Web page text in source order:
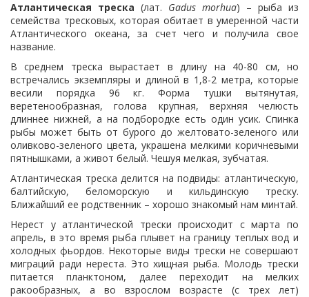
Атлантическая треска (лат. Gadus morhua) – рыба из
семейства тресковых, которая обитает в умеренной части
Атлантического океана, за счет чего и получила свое
название.
В среднем треска вырастает в длину на 40-80 см, но
встречались экземпляры и длиной в 1,8-2 метра, которые
весили порядка 96 кг. Форма тушки вытянутая,
веретенообразная, голова крупная, верхняя челюсть
длиннее нижней, а на подбородке есть один усик. Спинка
рыбы может быть от бурого до желтовато-зеленого или
оливково-зеленого цвета, украшена мелкими коричневыми
пятнышками, а живот белый. Чешуя мелкая, зубчатая.
Атлантическая треска делится на подвиды: атлантическую,
балтийскую, беломорскую и кильдинскую треску.
Ближайший ее родственник – хорошо знакомый нам минтай.
Нерест у атлантической трески происходит с марта по
апрель, в это время рыба плывет на границу теплых вод и
холодных фьордов. Некоторые виды трески не совершают
миграций ради нереста. Это хищная рыба. Молодь трески
питается планктоном, далее переходит на мелких
ракообразных, а во взрослом возрасте (с трех лет)